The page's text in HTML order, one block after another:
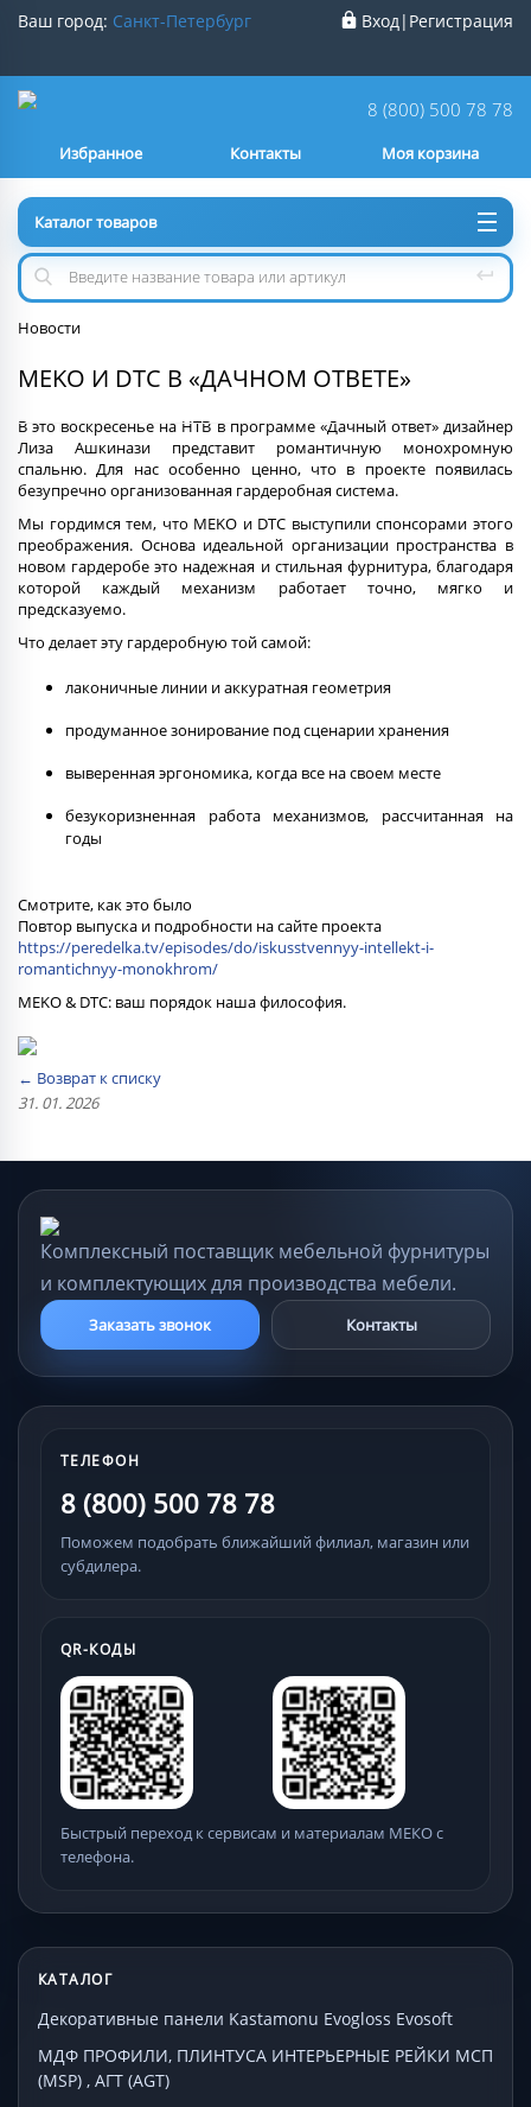
Ваш город: Санкт-Петербург
Нет
Вход| Регистрация
8 (800) 500 78 78
Контакты
Избранное Моя корзина
Каталог товаров
Новости
MEKO И DTC В «ДАЧНОМ ОТВЕТЕ»
В это воскресенье на НТВ в программе «Дачный ответ» дизайнер
Лиза Ашкинази представит романтичную монохромную
спальню. Для нас особенно ценно, что в проекте появилась
безупречно организованная гардеробная система.
Мы гордимся тем, что MEKO и DTC выступили спонсорами этого
преображения. Основа идеальной организации пространства в
новом гардеробе это надежная и стильная фурнитура, благодаря
которой каждый механизм работает точно, мягко и
предсказуемо.
Что делает эту гардеробную той самой:
лаконичные линии и аккуратная геометрия
продуманное зонирование под сценарии хранения
выверенная эргономика, когда все на своем месте
безукоризненная работа механизмов, рассчитанная на
годы
Смотрите, как это было
Повтор выпуска и подробности на сайте проекта
https://peredelka.tv/episodes/do/iskusstvennyy-intellekt-i-
romantichnyy-monokhrom/
MEKO & DTC: ваш порядок наша философия.
← Возврат к списку
31. 01. 2026
Комплексный поставщик мебельной фурнитуры
и комплектующих для производства мебели.
Заказать звонок Контакты
ТЕЛЕФОН
8 (800) 500 78 78
Поможем подобрать ближайший филиал, магазин или
субдилера.
QR-КОДЫ
Быстрый переход к сервисам и материалам МЕКО с
телефона.
КАТАЛОГ
Декоративные панели Kastamonu Evogloss Evosoft
МДФ ПРОФИЛИ, ПЛИНТУСА ИНТЕРЬЕРНЫЕ РЕЙКИ МСП
(MSP) , АГТ (AGT)